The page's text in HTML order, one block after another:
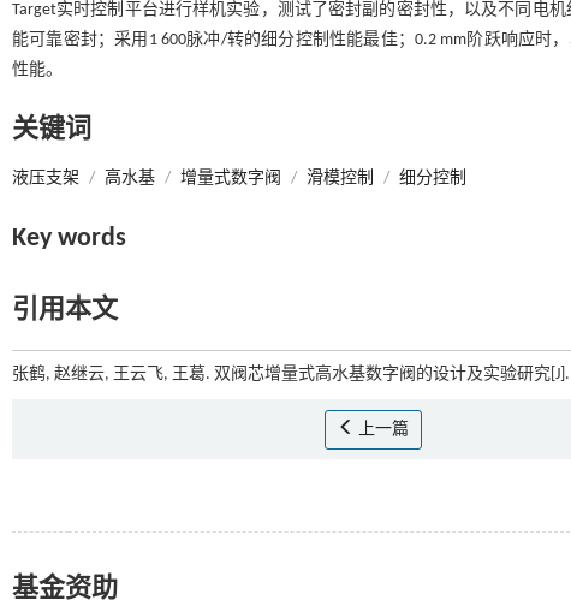
Target实时控制平台进行样机实验，测试了密封副的密封性，以及不同电
能可靠密封；采用1 600脉冲/转的细分控制性能最佳；0.2 mm阶跃响应时
性能。
关键词
液压支架 / 高水基 / 增量式数字阀 / 滑模控制 / 细分控制
Key words
引用本文
张鹤, 赵继云, 王云飞, 王葛. 双阀芯增量式高水基数字阀的设计及实验研究[J].
上一篇
基金资助